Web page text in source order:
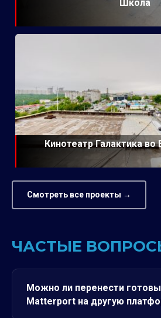
Школа
Кинотеатр Галактика во
Смотреть все проекты →
ЧАСТЫЕ
Можно ли перенести
Matterport на другую